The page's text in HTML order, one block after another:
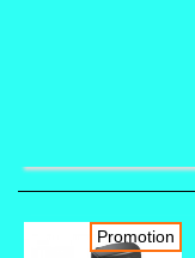
Promotion